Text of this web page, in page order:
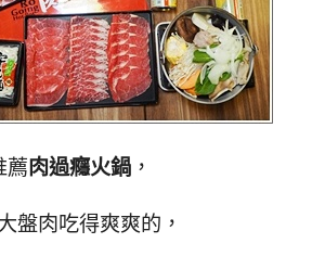
薦 肉過癮火鍋，
盤肉吃得爽爽的，